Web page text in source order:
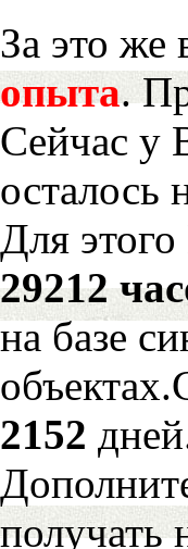
За это
опыта.
Сейчас у
осталось
Для
29212
на базе
2152
получать